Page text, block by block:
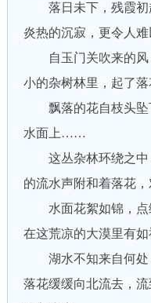
落日未下，残霞初
炎热的沉寂，更令人难
自玉门关吹来的风
小的杂树林里，起了落
飘落的花自枝头坠
水面上……
这丛杂林环绕之中
的流水声附和着落花，
水面花絮如锦，点
在这荒凉的大漠里有如
湖水不知来自何处
落花缓缓向北流去，